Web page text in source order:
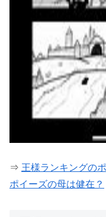
⇒ 王様ランキングの
ポイーズの母は健在？